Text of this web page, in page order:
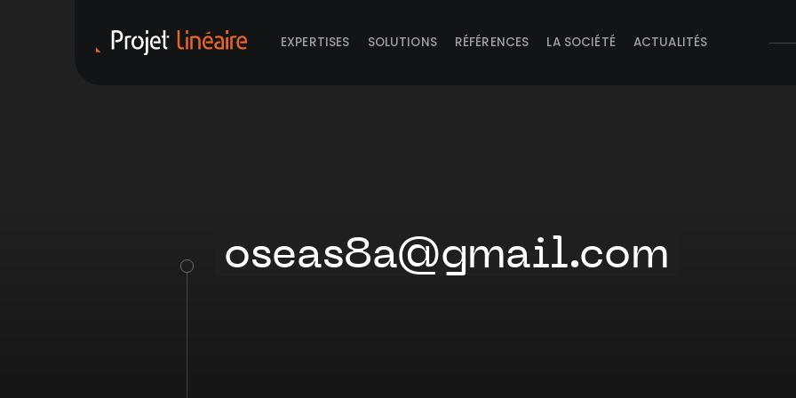
EXPERTISES SOLUTIONS RÉFÉRENCES LA SOCIÉTÉ ACTUALITÉS
oseas8a@gmail.com